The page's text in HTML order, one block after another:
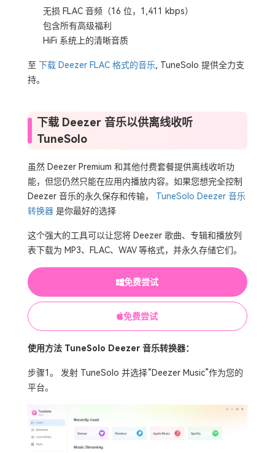
无损 FLAC 音频（16 位，1,411 kbps）
包含所有高级福利
HiFi 系统上的清晰音质
至 下载 Deezer FLAC 格式的音乐, TuneSolo 提供全力支
持。
下载 Deezer 音乐以供离线收听
TuneSolo
虽然 Deezer Premium 和其他付费套餐提供离线收听功
能，但您仍然只能在应用内播放内容。如果您想完全控制
Deezer 音乐的永久保存和传输， TuneSolo Deezer 音乐
转换器是你最好的选择
这个强大的工具可以让您将 Deezer 歌曲、专辑和播放列
表下载为 MP3、FLAC、WAV 等格式，并永久存储它们。
免费尝试
免费尝试
使用方法 TuneSolo Deezer 音乐转换器：
步骤1。 发射 TuneSolo 并选择“Deezer Music”作为您的
平台。